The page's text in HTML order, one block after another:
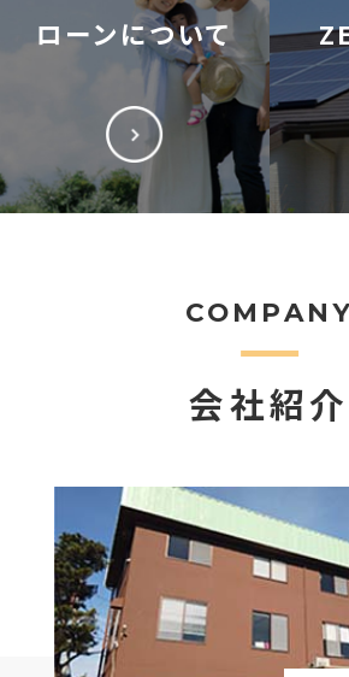
ローンについて
COMPANY
会社紹介